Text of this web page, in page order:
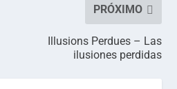
PRÓXIMO
Illusions Perdues – Las
ilusiones perdidas